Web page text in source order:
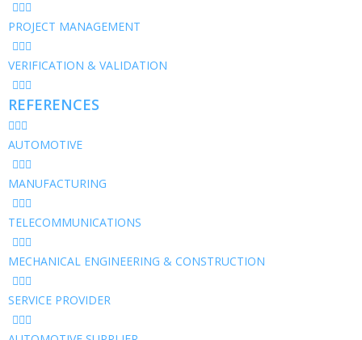
PROJECT MANAGEMENT
VERIFICATION & VALIDATION
REFERENCES
AUTOMOTIVE
MANUFACTURING
TELECOMMUNICATIONS
MECHANICAL ENGINEERING & CONSTRUCTION
SERVICE PROVIDER